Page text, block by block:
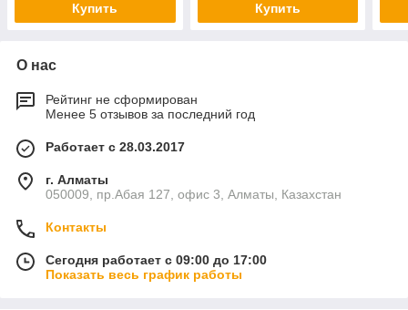
Купить Купить
О нас
Рейтинг не сформирован
Менее 5 отзывов за последний год
Работает с 28.03.2017
г. Алматы
050009, пр.Абая 127, офис 3, Алматы, Казахстан
Контакты
Сегодня работает с 09:00 до 17:00
Показать весь график работы